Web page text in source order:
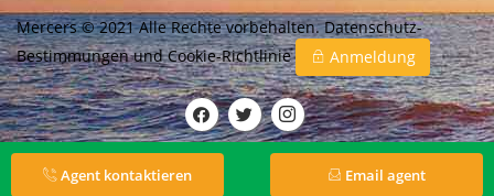
Mercers © 2021 Alle Rechte vorbehalten.Datenschutz-
BestimmungenundCookie-Richtlinie Anmeldung
Agent kontaktieren Email agent